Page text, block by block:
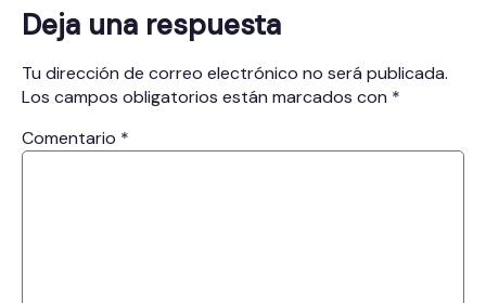
Deja una respuesta
Tu dirección de correo electrónico no será publicada.
Los campos obligatorios están marcados con *
Comentario *